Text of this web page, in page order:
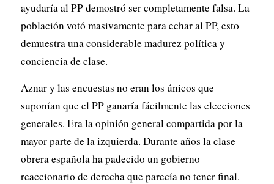
ayudaría al PP demostró ser completamente falsa. La
población votó masivamente para echar al PP, esto
demuestra una considerable madurez política y
conciencia de clase.
Aznar y las encuestas no eran los únicos que
suponían que el PP ganaría fácilmente las elecciones
generales. Era la opinión general compartida por la
mayor parte de la izquierda. Durante años la clase
obrera española ha padecido un gobierno
reaccionario de derecha que parecía no tener final.